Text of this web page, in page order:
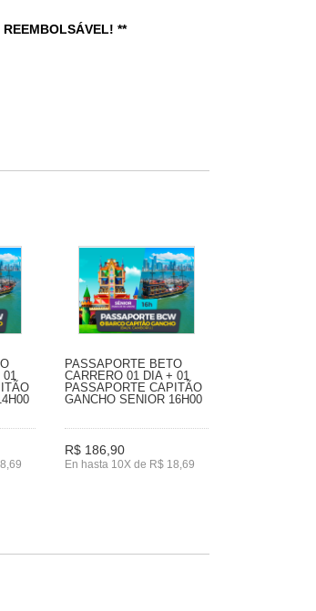
REEMBOLSÁVEL! **
PASSAPORTE BETO
CARRERO 01 DIA + 01
PASSAPORTE CAPITÃO
GANCHO SENIOR 16H00
R$ 186,90
En hasta 10X de R$ 18,69